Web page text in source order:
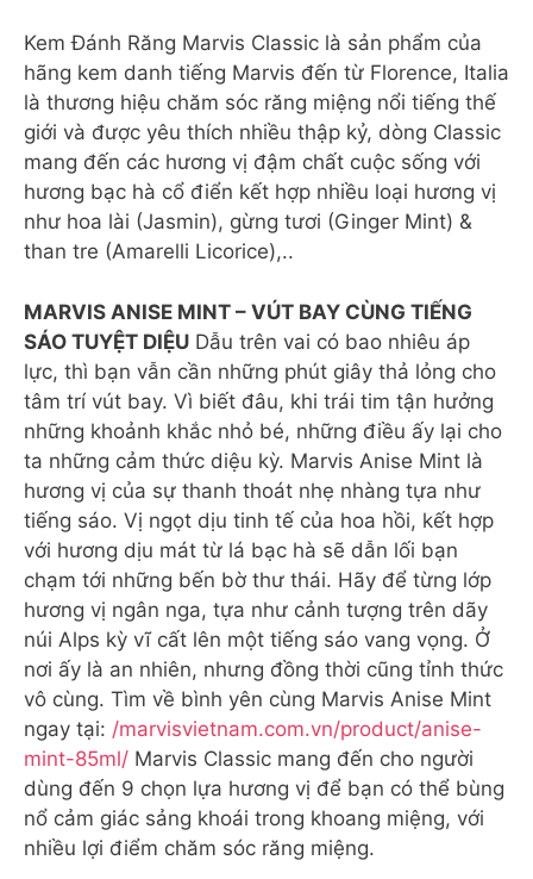
Kem Đánh Răng Marvis Classic là sản phẩm của
hãng kem danh tiếng Marvis đến từ Florence, Italia
là thương hiệu chăm sóc răng miệng nổi tiếng thế
giới và được yêu thích nhiều thập kỷ, dòng Classic
mang đến các hương vị đậm chất cuộc sống với
hương bạc hà cổ điển kết hợp nhiều loại hương vị
như hoa lài (Jasmin), gừng tươi (Ginger Mint) &
than tre (Amarelli Licorice),..
MARVIS ANISE MINT – VÚT BAY CÙNG TIẾNG
SÁO TUYỆT DIỆU Dẫu trên vai có bao nhiêu áp
lực, thì bạn vẫn cần những phút giây thả lỏng cho
tâm trí vút bay. Vì biết đâu, khi trái tim tận hưởng
những khoảnh khắc nhỏ bé, những điều ấy lại cho
ta những cảm thức diệu kỳ. Marvis Anise Mint là
hương vị của sự thanh thoát nhẹ nhàng tựa như
tiếng sáo. Vị ngọt dịu tinh tế của hoa hồi, kết hợp
với hương dịu mát từ lá bạc hà sẽ dẫn lối bạn
chạm tới những bến bờ thư thái. Hãy để từng lớp
hương vị ngân nga, tựa như cảnh tượng trên dãy
núi Alps kỳ vĩ cất lên một tiếng sáo vang vọng. Ở
nơi ấy là an nhiên, nhưng đồng thời cũng tỉnh thức
vô cùng. Tìm về bình yên cùng Marvis Anise Mint
ngay tại: /marvisvietnam.com.vn/product/anise-
mint-85ml/ Marvis Classic mang đến cho người
dùng đến 9 chọn lựa hương vị để bạn có thể bùng
nổ cảm giác sảng khoái trong khoang miệng, với
nhiều lợi điểm chăm sóc răng miệng.